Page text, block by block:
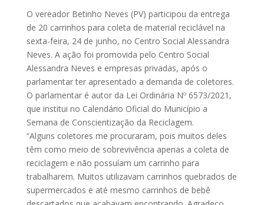
O vereador Betinho Neves (PV) participou da entrega
de 20 carrinhos para coleta de material reciclável na
sexta-feira, 24 de junho, no Centro Social Alessandra
Neves. A ação foi promovida pelo Centro Social
Alessandra Neves e empresas privadas, após o
parlamentar ter apresentado a demanda de coletores.
O parlamentar é autor da Lei Ordinária Nº 6573/2021,
que institui no Calendário Oficial do Município a
Semana de Conscientização da Reciclagem.
“Alguns coletores me procuraram, pois muitos deles
têm como meio de sobrevivência apenas a coleta de
reciclagem e não possuíam um carrinho para
trabalharem. Muitos utilizavam carrinhos quebrados de
supermercados e até mesmo carrinhos de bebê